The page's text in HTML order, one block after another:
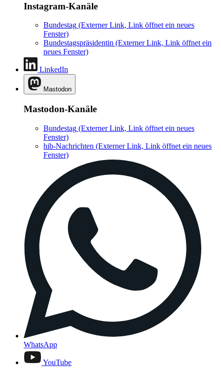
Instagram-Kanäle
Bundestag (Externer Link, Link öffnet ein neues
Fenster)
Bundestagspräsidentin (Externer Link, Link öffnet ein
neues Fenster)
LinkedIn
Mastodon
Mastodon-Kanäle
Bundestag (Externer Link, Link öffnet ein neues
Fenster)
hib-Nachrichten (Externer Link, Link öffnet ein neues
Fenster)
WhatsApp
YouTube